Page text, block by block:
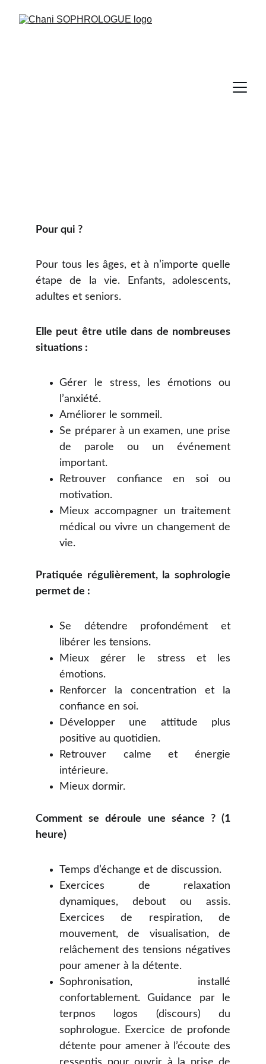
Pour qui ?
Pour tous les âges, et à n’importe quelle
étape de la vie. Enfants, adolescents,
adultes et seniors.
Elle peut être utile dans de nombreuses
situations :
Gérer le stress, les émotions ou
l’anxiété.
Améliorer le sommeil.
Se préparer à un examen, une prise
de parole ou un événement
important.
Retrouver confiance en soi ou
motivation.
Mieux accompagner un traitement
médical ou vivre un changement de
vie.
Pratiquée régulièrement, la sophrologie
permet de :
Se détendre profondément et
libérer les tensions.
Mieux gérer le stress et les
émotions.
Renforcer la concentration et la
confiance en soi.
Développer une attitude plus
positive au quotidien.
Retrouver calme et énergie
intérieure.
Mieux dormir.
Comment se déroule une séance ? (1
heure)
Temps d’échange et de discussion.
Exercices de relaxation
dynamiques, debout ou assis.
Exercices de respiration, de
mouvement, de visualisation, de
relâchement des tensions négatives
pour amener à la détente.
Sophronisation, installé
confortablement. Guidance par le
terpnos logos (discours) du
sophrologue. Exercice de profonde
détente pour amener à l’écoute des